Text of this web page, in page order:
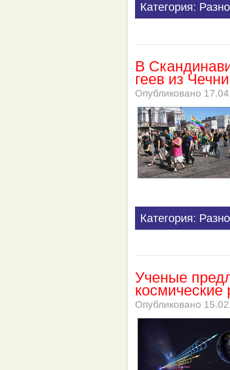
Категория:
В
геев из Чечни
Опубликовано
Категория:
Ученые
Опубликовано